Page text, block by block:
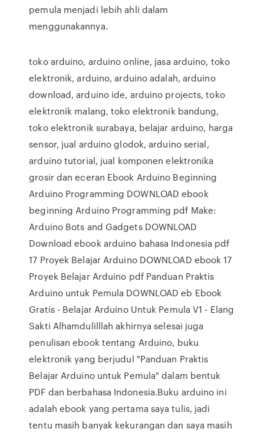
pemula menjadi lebih ahli dalam
menggunakannya.
toko arduino, arduino online, jasa arduino, toko
elektronik, arduino, arduino adalah, arduino
download, arduino ide, arduino projects, toko
elektronik malang, toko elektronik bandung,
toko elektronik surabaya, belajar arduino, harga
sensor, jual arduino glodok, arduino serial,
arduino tutorial, jual komponen elektronika
grosir dan eceran Ebook Arduino Beginning
Arduino Programming DOWNLOAD ebook
beginning Arduino Programming pdf Make:
Arduino Bots and Gadgets DOWNLOAD
Download ebook arduino bahasa Indonesia pdf
17 Proyek Belajar Arduino DOWNLOAD ebook 17
Proyek Belajar Arduino pdf Panduan Praktis
Arduino untuk Pemula DOWNLOAD eb Ebook
Gratis - Belajar Arduino Untuk Pemula V1 - Elang
Sakti Alhamdulilllah akhirnya selesai juga
penulisan ebook tentang Arduino, buku
elektronik yang berjudul "Panduan Praktis
Belajar Arduino untuk Pemula" dalam bentuk
PDF dan berbahasa Indonesia.Buku arduino ini
adalah ebook yang pertama saya tulis, jadi
tentu masih banyak kekurangan dan saya masih